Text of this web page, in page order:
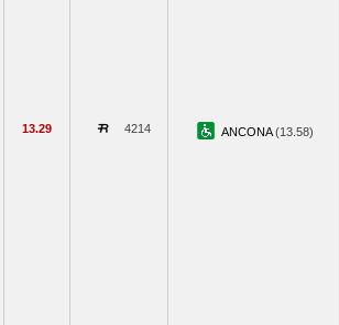
13.29 4214 ANCONA(13.58)